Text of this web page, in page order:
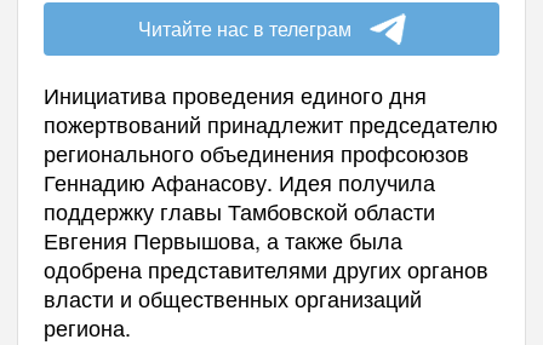
Читайте нас в телеграм
Инициатива проведения единого дня
пожертвований принадлежит председателю
регионального объединения профсоюзов
Геннадию Афанасову. Идея получила
поддержку главы Тамбовской области
Евгения Первышова, а также была
одобрена представителями других органов
власти и общественных организаций
региона.